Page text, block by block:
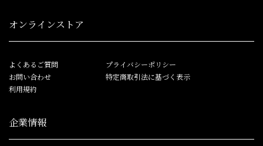
オンラインストア
よくあるご質問
お問い合わせ
利用規約
プライバシーポリシー
特定商取引法に基づく表示
企業情報